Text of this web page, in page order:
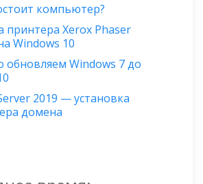
компьютер?
принтера Xerox Phaser
Windows 10
обновляем Windows 7 до
2019 — установка
домена